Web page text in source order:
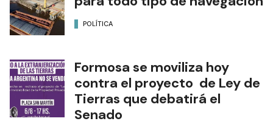
POLÍTICA
Formosa se moviliza hoy
contra el proyecto de Ley de
Tierras que debatirá el
Senado